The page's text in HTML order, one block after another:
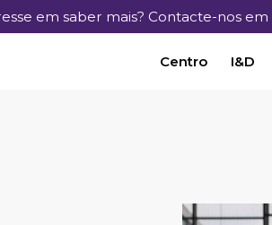
em saber mais? Contacte-nos em
Centro I&D